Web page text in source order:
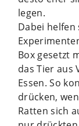
legen.
Dabei helfen
Box gesetzt
das Tier aus
Essen. So
drücken,
Ratten sich